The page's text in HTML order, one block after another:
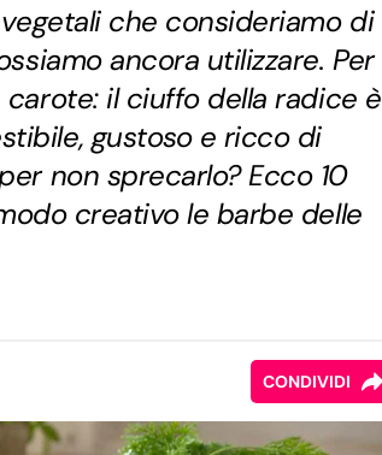
che consideriamo di
ancora utilizzare. Per
il ciuffo della radice è
gustoso e ricco di
non sprecarlo? Ecco 10
creativo le barbe delle
CONDIVIDI